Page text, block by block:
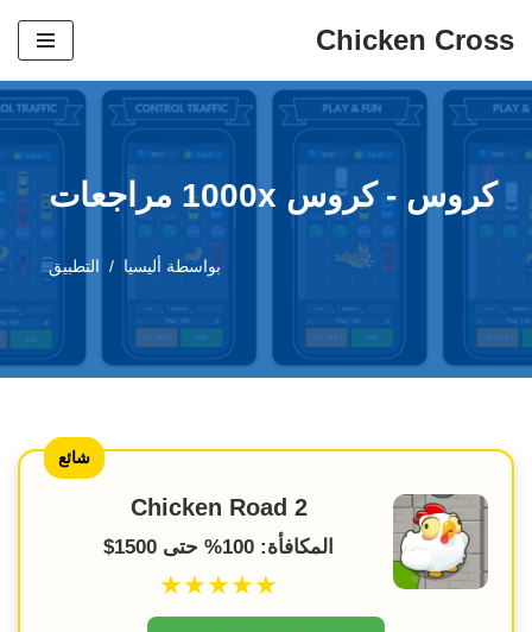
المحتوى
Chicken Cross
كروس - كروس 1000x مراجعات
بواسطة أليسيا التطبيق
شائع
Chicken Road 2
المكافأة: 100% حتى 1500$
★★★★★